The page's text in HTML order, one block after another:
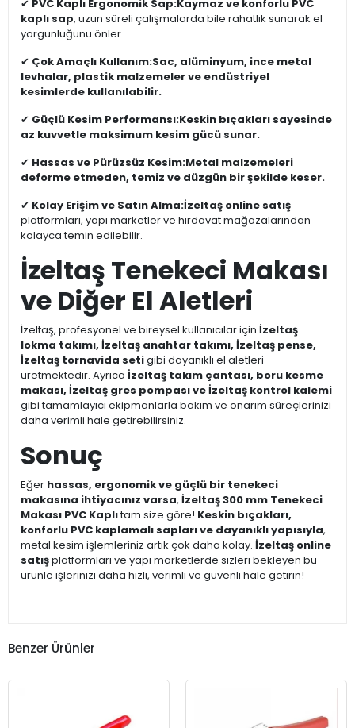
✔ PVC Kaplı Ergonomik Sap:Kaymaz ve konforlu PVC
kaplı sap, uzun süreli çalışmalarda bile rahatlık sunarak el
yorgunluğunu önler.
✔ Çok Amaçlı Kullanım:Sac, alüminyum, ince metal
levhalar, plastik malzemeler ve endüstriyel
kesimlerde kullanılabilir.
✔ Güçlü Kesim Performansı:Keskin bıçakları sayesinde
az kuvvetle maksimum kesim gücü sunar.
✔ Hassas ve Pürüzsüz Kesim:Metal malzemeleri
deforme etmeden, temiz ve düzgün bir şekilde keser.
✔ Kolay Erişim ve Satın Alma:İzeltaş online satış
platformları, yapı marketler ve hırdavat mağazalarından
kolayca temin edilebilir.
İzeltaş Tenekeci Makası
ve Diğer El Aletleri
İzeltaş, profesyonel ve bireysel kullanıcılar için İzeltaş
lokma takımı, İzeltaş anahtar takımı, İzeltaş pense,
İzeltaş tornavida setigibi dayanıklı el aletleri
üretmektedir. Ayrıca İzeltaş takım çantası, boru kesme
makası, İzeltaş gres pompası ve İzeltaş kontrol kalemi
gibi tamamlayıcı ekipmanlarla bakım ve onarım süreçlerinizi
daha verimli hale getirebilirsiniz.
Sonuç
Eğer hassas, ergonomik ve güçlü bir tenekeci
makasına ihtiyacınız varsa, İzeltaş 300 mm Tenekeci
Makası PVC Kaplıtam size göre! Keskin bıçakları,
konforlu PVC kaplamalı sapları ve dayanıklı yapısıyla,
metal kesim işlemleriniz artık çok daha kolay. İzeltaş online
satışplatformları ve yapı marketlerde sizleri bekleyen bu
ürünle işlerinizi daha hızlı, verimli ve güvenli hale getirin!
Benzer Ürünler